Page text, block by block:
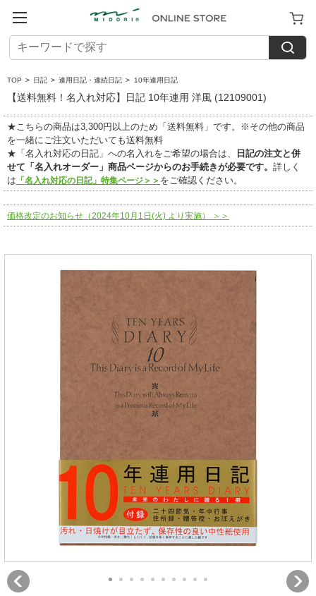
TOP > 日記 > 連用日記・連続日記 > 10年連用日記
【送料無料！名入れ対応】日記 10年連用 洋風 (12109001)
★こちらの商品は3,300円以上のため「送料無料」です。※その他の商品
を一緒にご注文いただいても送料無料
★「名入れ対応の日記」への名入れをご希望の場合は、
日記の注文と併
せて「名入れオーダー」商品ページからのお手続きが必要です。 詳しく
は 「名入れ対応の日記」特集ページ＞＞ をご確認ください。
価格改定のお知らせ（2024年10月1日(火) より実施） ＞＞